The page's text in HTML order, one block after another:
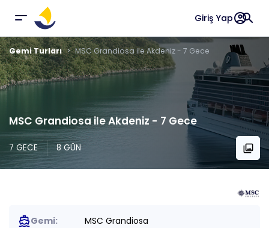
Giriş Yapaccount_circlesearch
Gemi Turları MSC Grandiosa ile Akdeniz - 7 Gece
MSC Grandiosa ile Akdeniz - 7 Gece
7 GECE 8 GÜN collections
directions_boatGemi: MSC Grandiosa